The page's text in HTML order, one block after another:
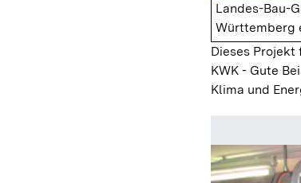
Landes-Bau-
Württemberg
Dieses Projekt
KWK - Gute
Klima und